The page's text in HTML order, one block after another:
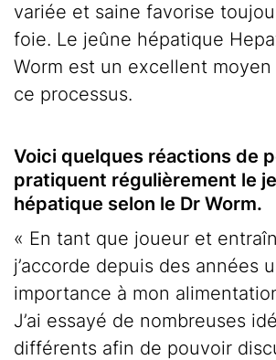
variée et saine favorise
foie. Le jeûne hépatique
Worm est un excellent
ce processus.
Voici quelques réactions de
pratiquent régulièrement le
hépatique selon le Dr Worm.
« En tant que joueur et
j’accorde depuis des années
importance à mon
J’ai essayé de nombreuses
différents afin de pouvoir